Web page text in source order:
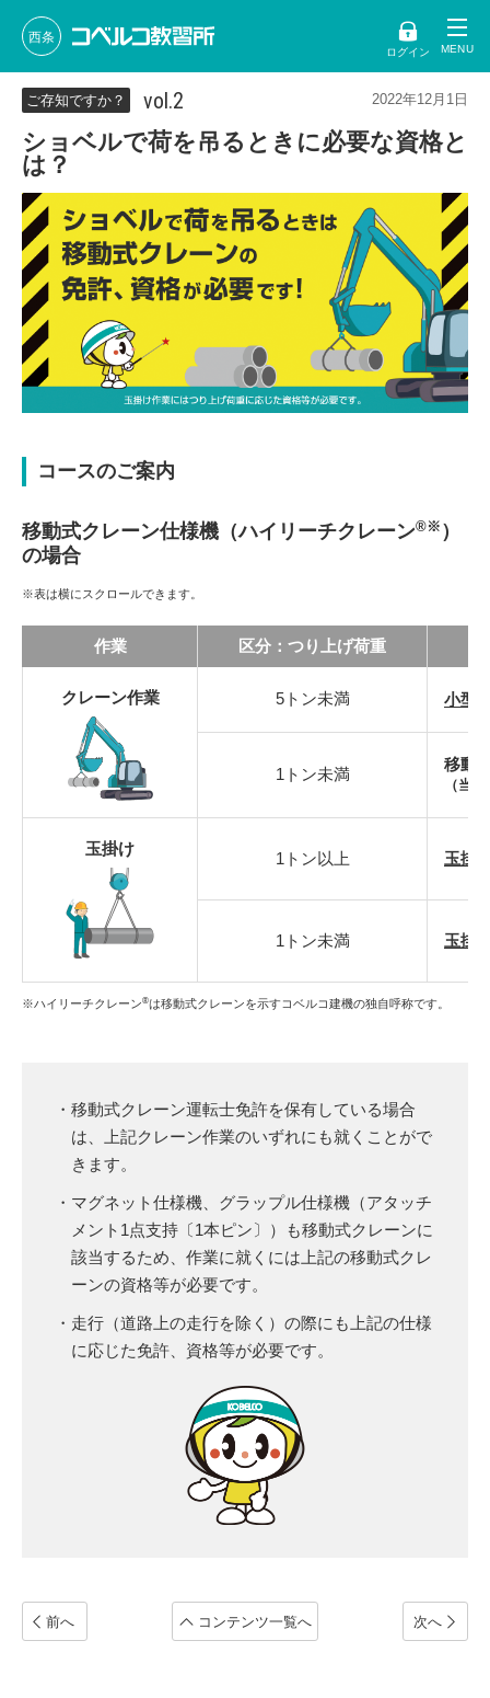
西条
ログイン
ご存知ですか？ vol.2 2022年12月1日
ショベルで荷を吊るときに必要な資格と
は？
コースのご案内
移動式クレーン仕様機（ハイリーチクレーン®※ ）
の場合
※表は横にスクロールできます。
作業 区分：つり上げ荷重
クレーン作業 5トン未満 小型
1トン未満
移動
（当
玉掛け
1トン以上 玉掛
1トン未満 玉掛
※ハイリーチクレーン®は移動式クレーンを示すコベルコ建機の独自呼称です。
・移動式クレーン運転士免許を保有している場合
は、上記クレーン作業のいずれにも就くことがで
きます。
・マグネット仕様機、グラップル仕様機（アタッチ
メント1点支持〔1本ピン〕）も移動式クレーンに
該当するため、作業に就くには上記の移動式クレ
ーンの資格等が必要です。
・走行（道路上の走行を除く）の際にも上記の仕様
に応じた免許、資格等が必要です。
前へ コンテンツ一覧へ 次へ